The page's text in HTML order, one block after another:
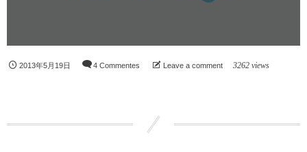
2013年5月19日 4 Commentes Leave a comment 3262 views